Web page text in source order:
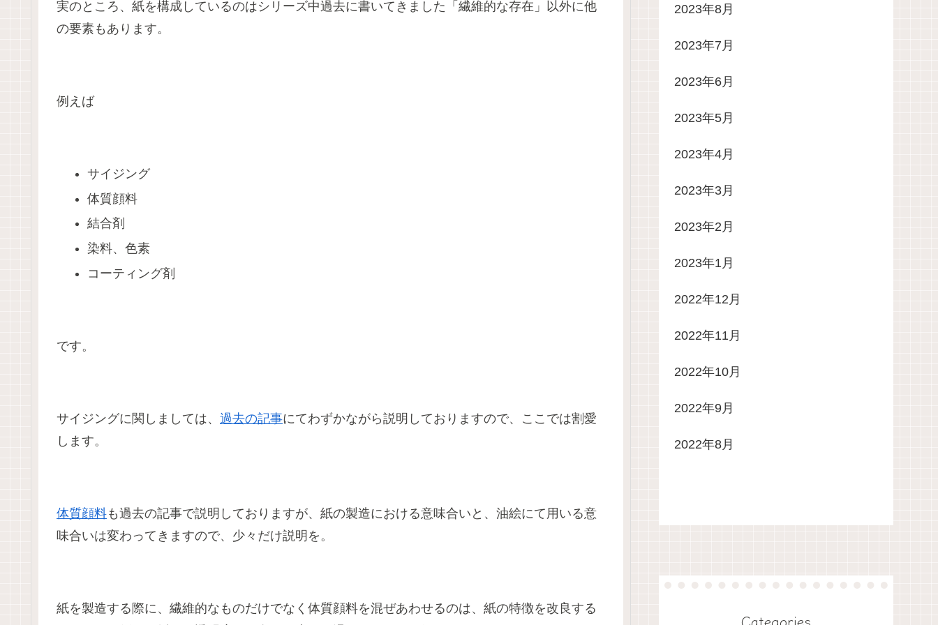
実のところ、紙を構成しているのはシリーズ中過去に書いてきました「繊維的な存在」以外に他
の要素もあります。
例えば
サイジング
体質顔料
結合剤
染料、色素
コーティング剤
です。
サイジングに関しましては、 過去の記事にてわずかながら説明しておりますので、ここでは割愛
します。
体質顔料も過去の記事で説明しておりますが、紙の製造における意味合いと、油絵にて用いる意
味合いは変わってきますので、少々だけ説明を。
紙を製造する際に、繊維的なものだけでなく体質顔料を混ぜあわせるのは、紙の特徴を改良する
2023年8月
2023年7月
2023年6月
2023年5月
2023年4月
2023年3月
2023年2月
2023年1月
2022年12月
2022年11月
2022年10月
2022年9月
2022年8月